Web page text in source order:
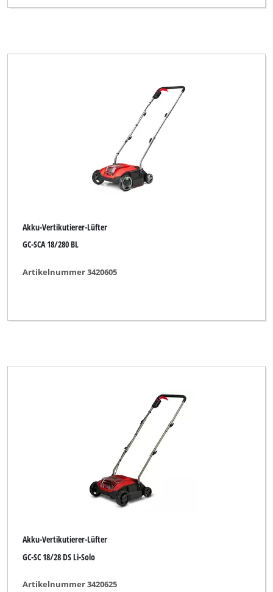
Akku-Vertikutierer-Lüfter
GC-SCA 18/280 BL
Artikelnummer 3420605
Akku-Vertikutierer-Lüfter
GC-SC 18/28 DS Li-Solo
Artikelnummer 3420625